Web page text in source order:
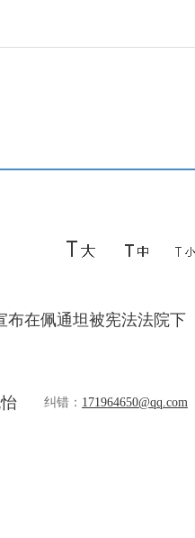
布在佩通坦被宪法法院下
纠错： 171964650@qq.com